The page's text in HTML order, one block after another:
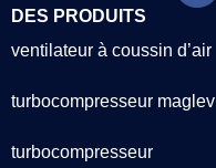
DES PRODUITS
ventilateur à coussin d’air
turbocompresseur maglev
turbocompresseur